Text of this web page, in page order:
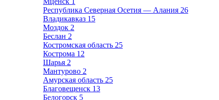
Республика Северная Осетия — Алания 26
Владикавказ 15
Моздок 2
Беслан 2
Костромская область 25
Кострома 12
Шарья 2
Мантурово 2
Амурская область 25
Благовещенск 13
Белогорск 5